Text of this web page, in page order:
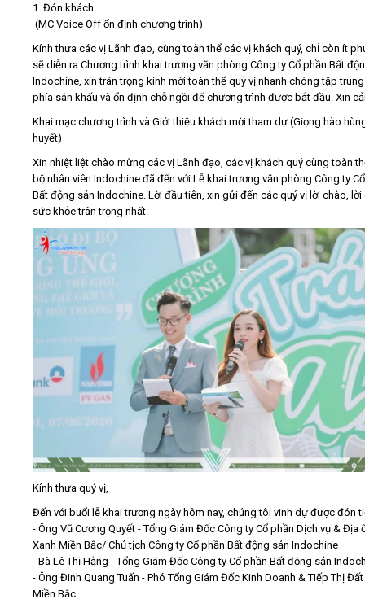
1. Đón khách
(MC Voice Off ổn định chương trình)
Kính thưa các vị Lãnh đạo, cùng toàn thể các vị khách quý, chỉ còn ít
sẽ diễn ra Chương trình khai trương văn phòng Công ty Cổ phần Bất
Indochine, xin trân trọng kính mời toàn thể quý vị nhanh chóng tập
phía sân khấu và ổn định chỗ ngồi để chương trình được bắt đầu. Xin
Khai mạc chương trình và Giới thiệu khách mời tham dự (Giọng hào
huyết)
Xin nhiệt liệt chào mừng các vị Lãnh đạo, các vị khách quý cùng toàn
bộ nhân viên Indochine đã đến với Lễ khai trương văn phòng Công ty
Bất động sản Indochine. Lời đầu tiên, xin gửi đến các quý vị lời chào, lời
sức khỏe trân trọng nhất.
Kính thưa quý vị,
Đến với buổi lễ khai trương ngày hôm nay, chúng tôi vinh dự được đón
- Ông Vũ Cương Quyết - Tổng Giám Đốc Công ty Cổ phần Dịch vụ & Địa
Xanh Miền Bắc/ Chủ tịch Công ty Cổ phần Bất động sản Indochine
- Bà Lê Thị Hằng - Tổng Giám Đốc Công ty Cổ phần Bất động sản
- Ông Đinh Quang Tuấn - Phó Tổng Giám Đốc Kinh Doanh & Tiếp Thị
Miền Bắc.